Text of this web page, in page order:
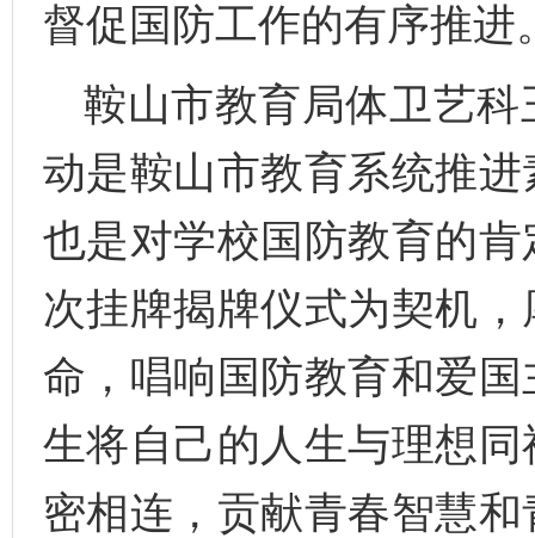
督促国防工作的有序推进
鞍山市教育局体卫艺
动是鞍山市教育系统推
也是对学校国防教育的
次挂牌揭牌仪式为契机
命，唱响国防教育和爱
生将自己的人生与理想
密相连，贡献青春智慧